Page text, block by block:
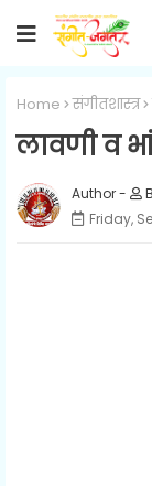
Home संगीतशास्त्र
लावणी व
Friday,